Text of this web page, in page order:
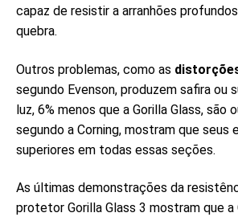
capaz de resistir a arranhões
quebra.
Outros problemas, como as
segundo Evenson, produzem safira ou
luz, 6% menos que a Gorilla Glass, são
segundo a Corning, mostram que seus
superiores em todas essas seções.
As últimas demonstrações da
protetor Gorilla Glass 3 mostram que a